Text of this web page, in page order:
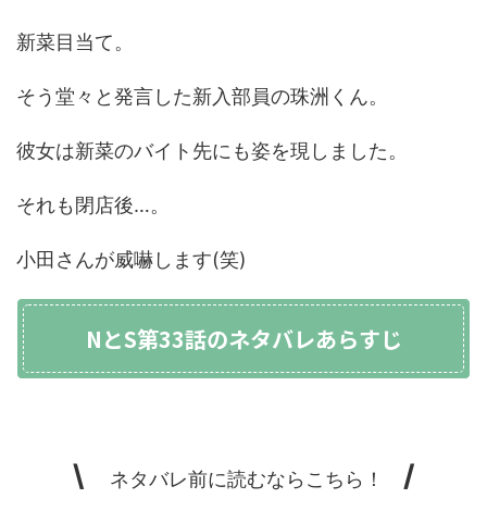
新菜目当て。
そう堂々と発言した新入部員の珠洲くん。
彼女は新菜のバイト先にも姿を現しました。
それも閉店後…。
小田さんが威嚇します(笑)
NとS第33話のネタバレあらすじ
\ ネタバレ前に読むならこちら！ /